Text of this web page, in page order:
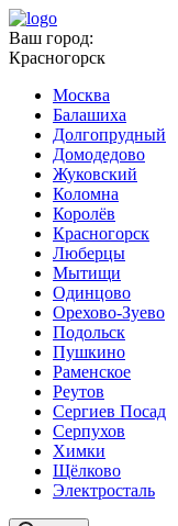
Ваш город:
Красногорск
Москва
Балашиха
Долгопрудный
Домодедово
Жуковский
Коломна
Королёв
Красногорск
Люберцы
Мытищи
Одинцово
Орехово-Зуево
Подольск
Пушкино
Раменское
Реутов
Сергиев Посад
Серпухов
Химки
Щёлково
Электросталь